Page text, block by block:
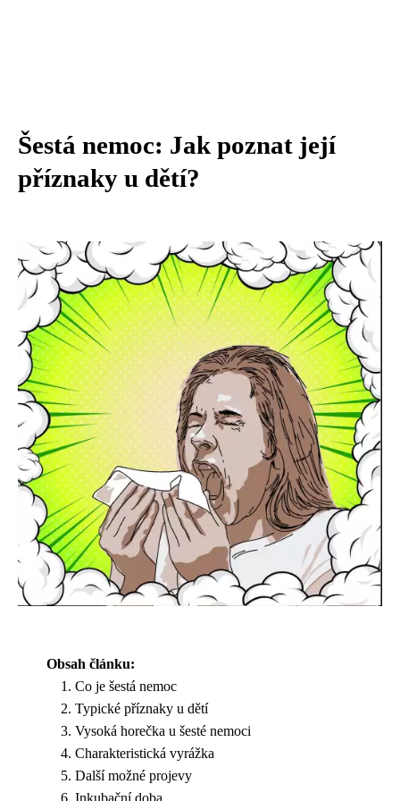
Šestá nemoc: Jak poznat její
příznaky u dětí?
Obsah článku:
Co je šestá nemoc
Typické příznaky u dětí
Vysoká horečka u šesté nemoci
Charakteristická vyrážka
Další možné projevy
Inkubační doba